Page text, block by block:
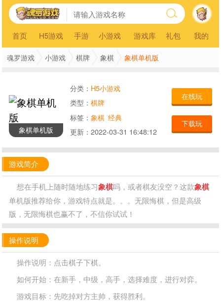
首页 H5游戏 手游 小游戏 游戏库 礼包 我的
魂罗游戏 小游戏 棋牌 象棋 象棋单机版
象棋单机版
分类： H5小游戏
类型： 棋牌
标签： 象棋 经典
更新： 2022-03-31 16:48:12
在线玩
下载玩
游戏简介
想在手机上随时随地练习象棋吗，或者棋友没空？这款象棋
单机版推荐给你，游戏特点就是。。。无限悔棋，但是高级
版，无限悔棋也赢不了，不信你试试！
操作说明
操作说明：点击棋子下棋。
如何开始：在新手，中级，高手，选择难度，进行对弈。
游戏目标：先吃掉对方主帅，获得胜利。